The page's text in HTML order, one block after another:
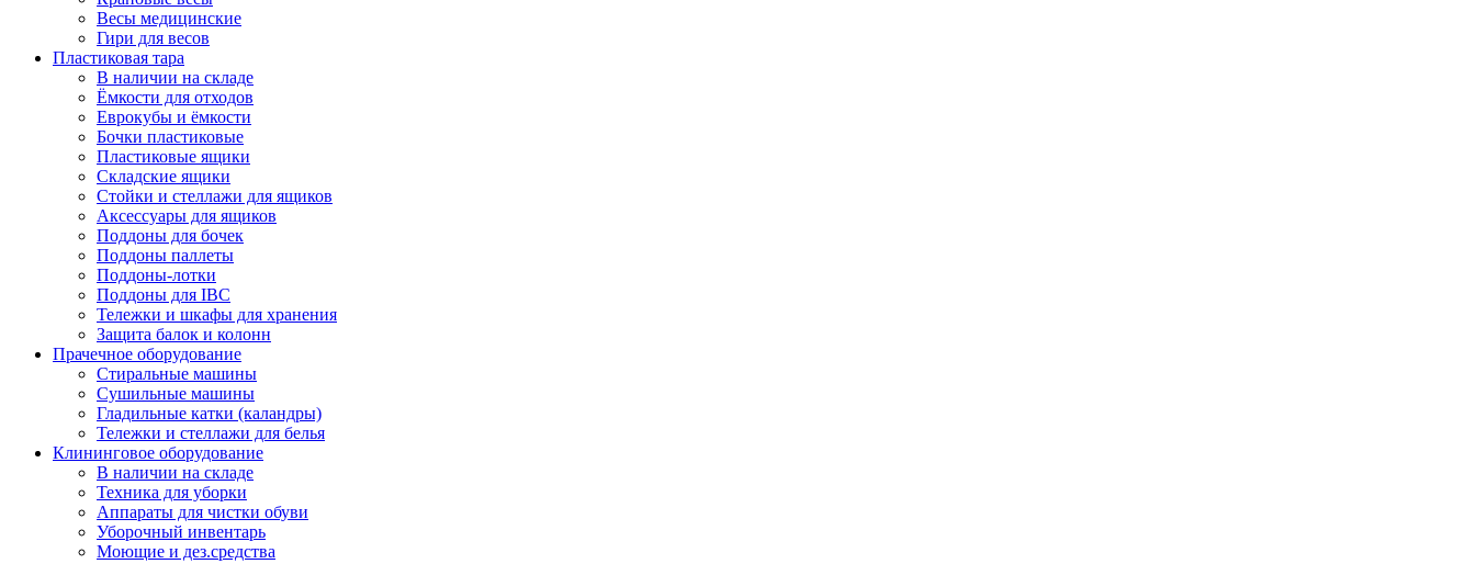
Весы медицинские
Гири для весов
Пластиковая тара
В наличии на складе
Ёмкости для отходов
Еврокубы и ёмкости
Бочки пластиковые
Пластиковые ящики
Складские ящики
Стойки и стеллажи для ящиков
Аксессуары для ящиков
Поддоны для бочек
Поддоны паллеты
Поддоны-лотки
Поддоны для IBC
Тележки и шкафы для хранения
Защита балок и колонн
Прачечное оборудование
Стиральные машины
Сушильные машины
Гладильные катки (каландры)
Тележки и стеллажи для белья
Клининговое оборудование
В наличии на складе
Техника для уборки
Аппараты для чистки обуви
Уборочный инвентарь
Моющие и дез.средства